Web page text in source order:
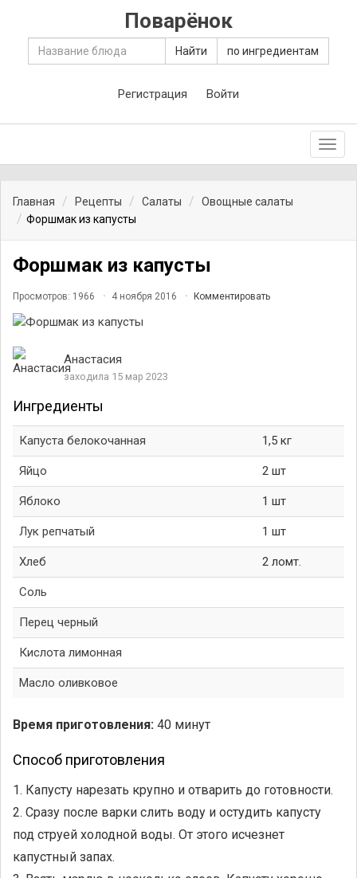
Поварёнок
Найти по ингредиентам
Регистрация Войти
Главная Рецепты Салаты
Овощные салаты
Форшмак из капусты
Форшмак из капусты
Просмотров: 1966 4 ноября 2016 Комментировать
Анастасия
заходила 15 мар 2023
Ингредиенты
Капуста белокочанная 1,5 кг
Яйцо 2 шт
Яблоко 1 шт
Лук репчатый 1 шт
Хлеб 2 ломт.
Соль
Перец черный
Кислота лимонная
Масло оливковое
Время приготовления: 40 минут
Способ приготовления
1. Капусту нарезать крупно и отварить до готовности.
2. Сразу после варки слить воду и остудить капусту
под струей холодной воды. От этого исчезнет
капустный запах.